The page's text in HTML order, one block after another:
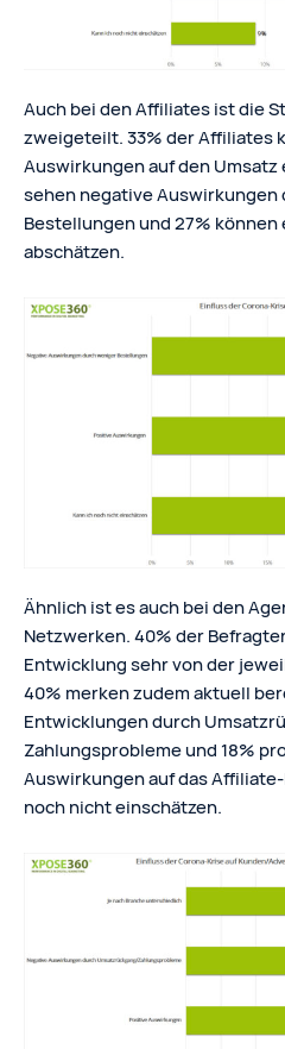
Auch bei den Affiliates ist die
zweigeteilt. 33% der Affiliates
Auswirkungen auf den Umsatz
sehen negative Auswirkungen
Bestellungen und 27%
abschätzen.
Ähnlich ist es auch bei den
Netzwerken. 40% der
Entwicklung sehr von der
40% merken zudem aktuell
Entwicklungen durch
Zahlungsprobleme und 18%
Auswirkungen auf das
noch nicht einschätzen.